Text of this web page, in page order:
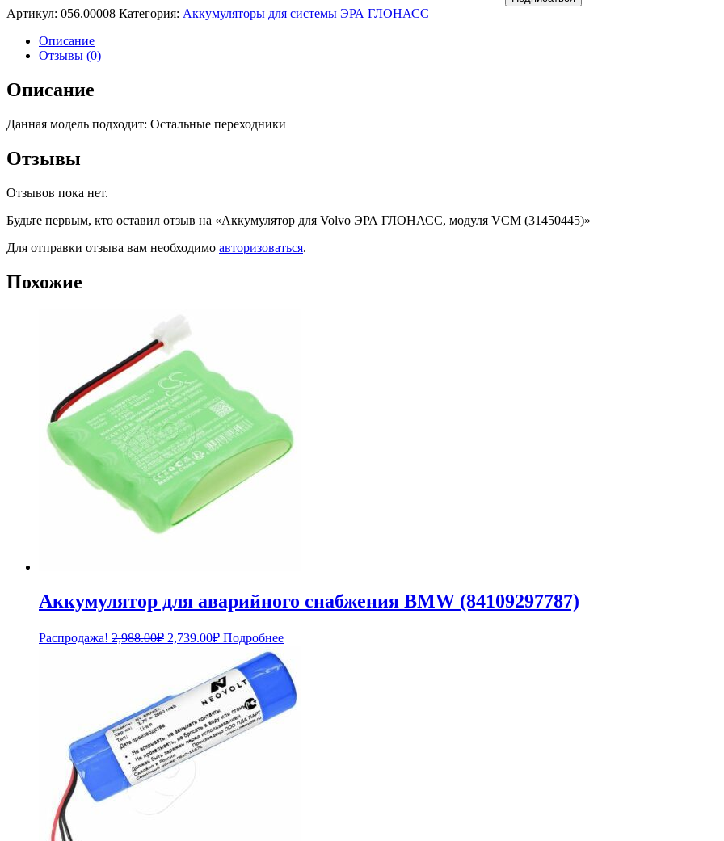
Артикул: 056.00008 Категория: Аккумуляторы для системы ЭРА ГЛОНАСС
Описание
Отзывы (0)
Описание
Данная модель подходит: Остальные переходники
Отзывы
Отзывов пока нет.
Будьте первым, кто оставил отзыв на «Аккумулятор для Volvo ЭРА ГЛОНАСС, модуля VCM (31450445)»
Для отправки отзыва вам необходимо авторизоваться.
Похожие
Аккумулятор для аварийного снабжения BMW (84109297787)
Распродажа! 2,988.00₽ Первоначальная
2,988.00₽.
2,739.00₽Текущая
цена:
2,739.00₽.
Подробнее